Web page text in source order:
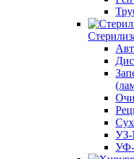
УФ-